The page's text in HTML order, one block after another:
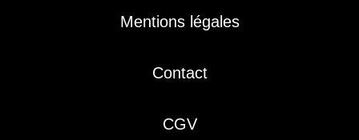
Mentions légales
Contact
CGV